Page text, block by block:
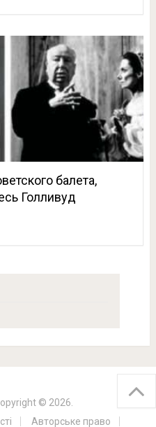
балета,
Голливуд
© 2026.
Авторське право